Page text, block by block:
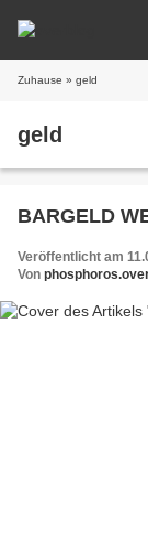
Zuhause » geld
geld
BARGELD
Veröffentlicht am
Von